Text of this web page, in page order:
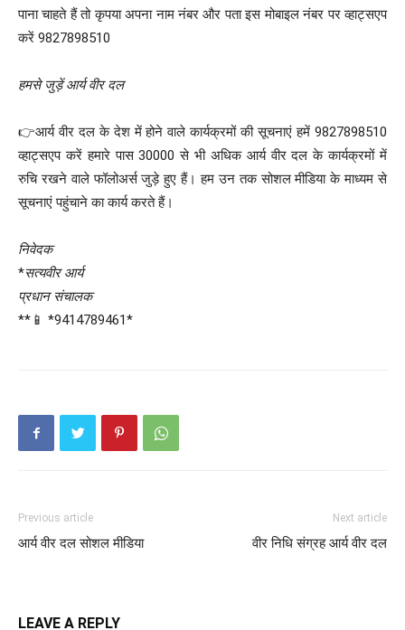
पाना चाहते हैं तो कृपया अपना नाम नंबर और पता इस मोबाइल नंबर पर व्हाट्सएप
करें 9827898510
हमसे जुड़ें आर्य वीर दल
👉आर्य वीर दल के देश में होने वाले कार्यक्रमों की सूचनाएं हमें 9827898510
व्हाट्सएप करें हमारे पास 30000 से भी अधिक आर्य वीर दल के कार्यक्रमों में
रुचि रखने वाले फॉलोअर्स जुड़े हुए हैं। हम उन तक सोशल मीडिया के माध्यम से
सूचनाएं पहुंचाने का कार्य करते हैं।
निवेदक
*सत्यवीर आर्य
प्रधान संचालक
**📱 *9414789461*
Previous article
आर्य वीर दल सोशल मीडिया
Next article
वीर निधि संग्रह आर्य वीर दल
LEAVE A REPLY